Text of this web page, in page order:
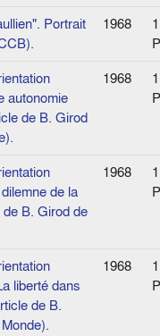
Portrait
1968
1
autonomie
de B. Girod
1968
1
de la
B. Girod de
1968
1
liberté dans
de B.
1968
1